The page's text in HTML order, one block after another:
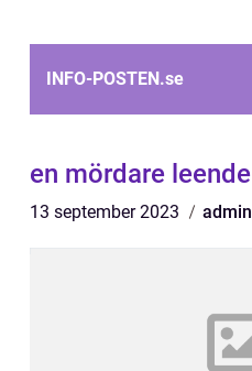
INFO-POSTEN.se
en mördare leende
13 september 2023 admin